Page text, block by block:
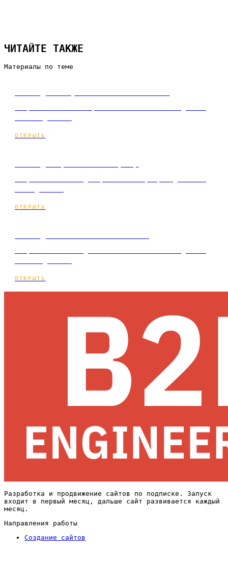
ЧИТАЙТЕ ТАКЖЕ
Материалы по теме
ОТКРЫТЬ
ОТКРЫТЬ
ОТКРЫТЬ
Разработка и продвижение сайтов по подписке. Запуск
входит в первый месяц, дальше сайт развивается каждый
месяц.
Направления работы
Создание сайтов